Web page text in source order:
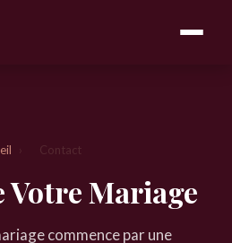
› Contact
Votre Mariage
commence par une